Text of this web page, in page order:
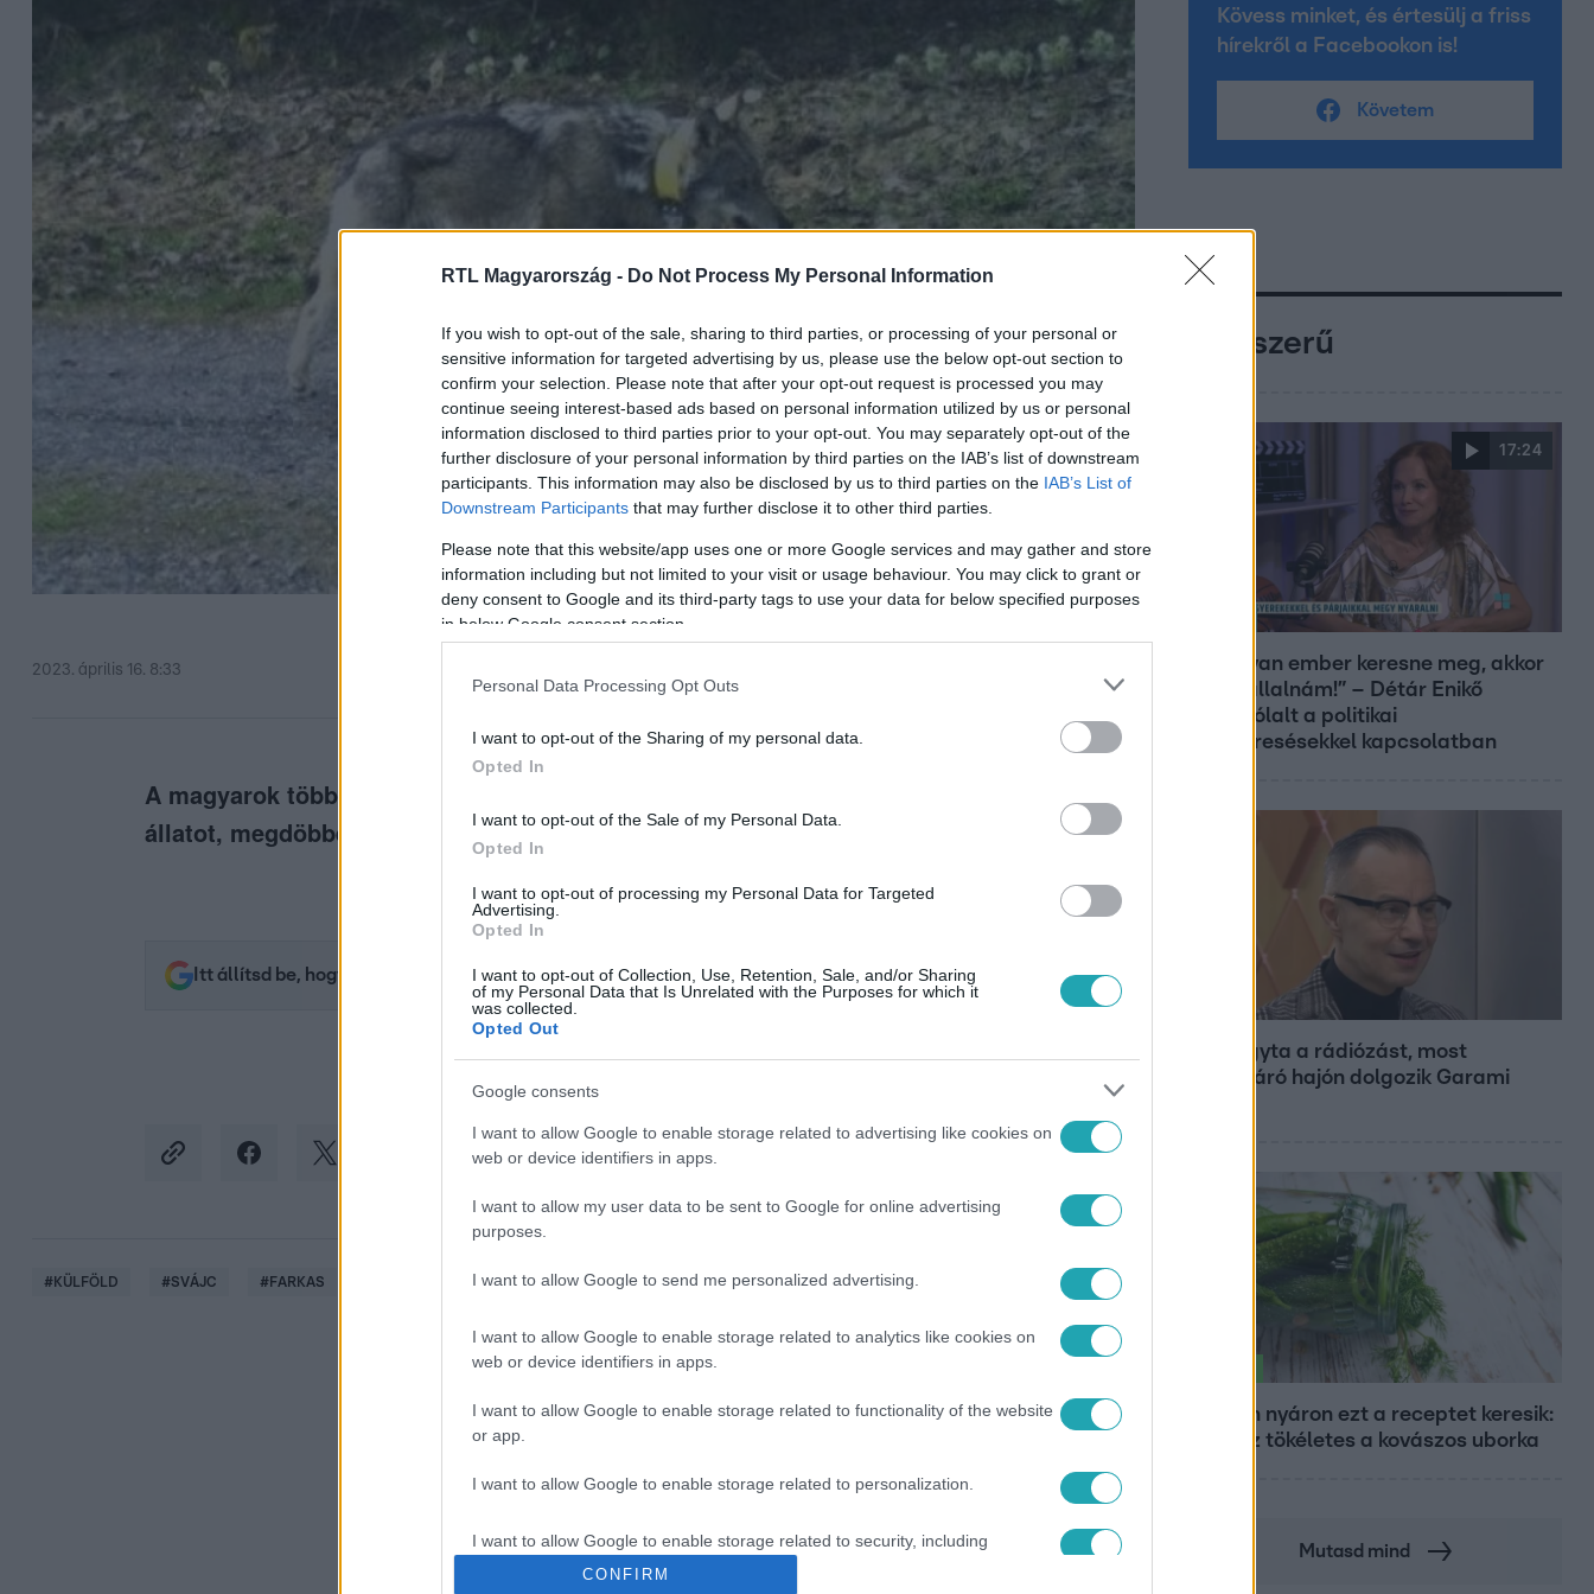
RTL Magyarország - Do Not Process My Personal Information
If you wish to opt-out of the sale, sharing to third parties, or processing of your personal or
sensitive information for targeted advertising by us, please use the below opt-out section to
confirm your selection. Please note that after your opt-out request is processed you may
continue seeing interest-based ads based on personal information utilized by us or personal
information disclosed to third parties prior to your opt-out. You may separately opt-out of the
further disclosure of your personal information by third parties on the IAB’s list of downstream
participants. This information may also be disclosed by us to third parties on the IAB’s List of
Downstream Participants that may further disclose it to other third parties.
Please note that this website/app uses one or more Google services and may gather and store
information including but not limited to your visit or usage behaviour. You may click to grant or
deny consent to Google and its third-party tags to use your data for below specified purposes
in below Google consent section.
Personal Data Processing Opt Outs
I want to opt-out of the Sharing of my personal data.
Opted In
I want to opt-out of the Sale of my Personal Data.
Opted In
I want to opt-out of processing my Personal Data for Targeted
Advertising.
Opted In
I want to opt-out of Collection, Use, Retention, Sale, and/or Sharing
of my Personal Data that Is Unrelated with the Purposes for which it
was collected.
Opted Out
Google consents
I want to allow Google to enable storage related to advertising like cookies on
web or device identifiers in apps.
I want to allow my user data to be sent to Google for online advertising
purposes.
I want to allow Google to send me personalized advertising.
I want to allow Google to enable storage related to analytics like cookies on
web or device identifiers in apps.
I want to allow Google to enable storage related to functionality of the website
or app.
I want to allow Google to enable storage related to personalization.
I want to allow Google to enable storage related to security, including
authentication functionality and fraud prevention, and other user protection.
CONFIRM
2023. április 16. 8:33
A magyarok többsége sajnálkozását fejezte ki. Rengetegen követték az
állatot, megdöbbentek, hogy ilyesmi megtörténhetett.
Itt állítsd be, hogy az RTL.hu az elsők között legyen a Google-találatokban!
#KÜLFÖLD #SVÁJC #FARKAS SZÜRKE FARKAS #VADÁSZ #MA
Kövess minket, és értesülj a friss
hírekről a Facebookon is!
Követem
Népszerű
17:24
„Ha olyan ember keresne meg, akkor
sem vállalnám!” – Détár Enikő
megszólalt a politikai
megkeresésekkel kapcsolatban
Otthagyta a rádiózást, most
óceánjáró hajón dolgozik Garami
Minden nyáron ezt a receptet keresik:
így lesz tökéletes a kovászos uborka
Mutasd mind